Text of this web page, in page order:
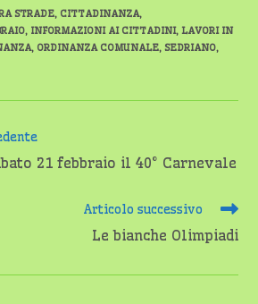
STRADE, CITTADINANZA,
, INFORMAZIONI AI CITTADINI, LAVORI IN
, ORDINANZA COMUNALE, SEDRIANO,
21 febbraio il 40° Carnevale
Articolo successivo
Le bianche Olimpiadi